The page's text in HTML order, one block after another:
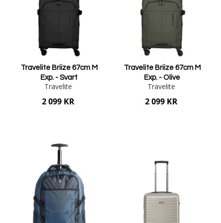
Travelite Briize 67cm M
Exp. - Svart
Travelite
2 099 KR
Travelite Briize 67cm M
Exp. - Olive
Travelite
2 099 KR